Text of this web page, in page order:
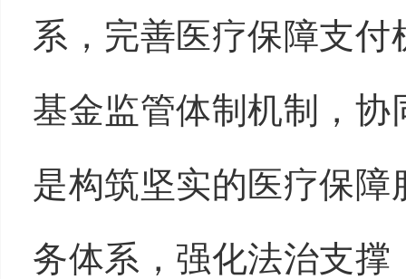
系，完善医疗保障支
基金监管体制机制，
是构筑坚实的医疗保
务体系，强化法治支